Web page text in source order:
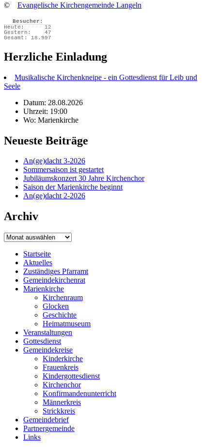
© Evangelische Kirchengemeinde Langeln
Besucher:
Heute:
12
Gestern:
47
Gesamt:
18.997
Herzliche Einladung
Musikalische Kirchenkneipe - ein Gottesdienst für Leib und
Seele
Datum: 28.08.2026
Uhrzeit: 19:00
Wo: Marienkirche
Neueste Beiträge
An(ge)dacht 3-2026
Sommersaison ist gestartet
Jubiläumskonzert 30 Jahre Kirchenchor
Saison der Marienkirche beginnt
An(ge)dacht 2-2026
Archiv
Archiv
Startseite
Aktuelles
Zuständiges Pfarramt
Gemeindekirchenrat
Marienkirche
Kirchenraum
Glocken
Geschichte
Heimatmuseum
Veranstaltungen
Gottesdienst
Gemeindekreise
Kinderkirche
Frauenkreis
Kindergottesdienst
Kirchenchor
Konfirmandenunterricht
Männerkreis
Strickkreis
Gemeindebrief
Partnergemeinde
Links